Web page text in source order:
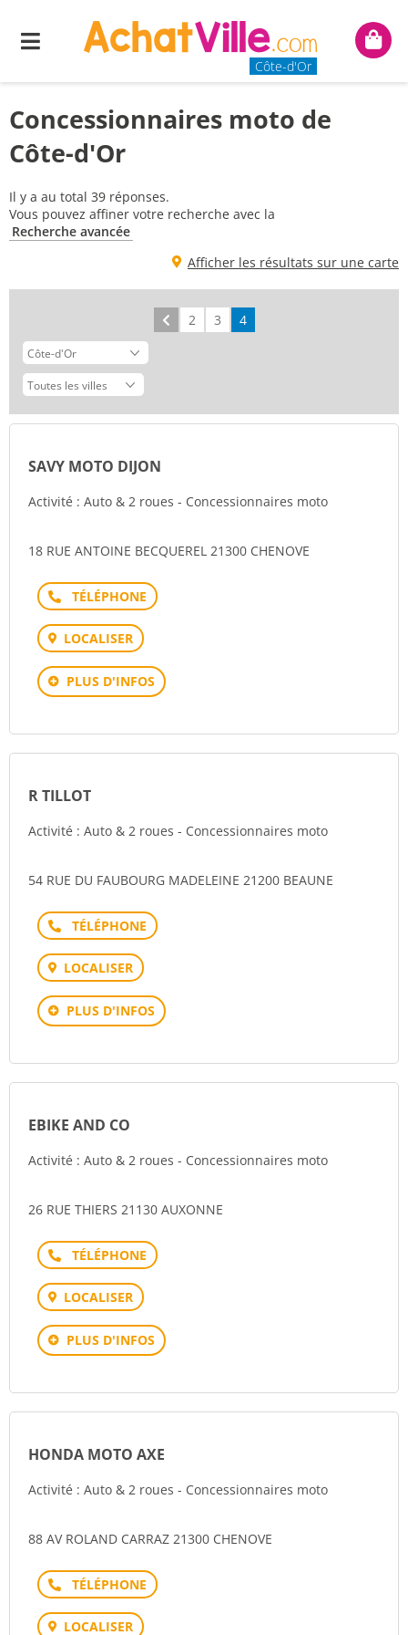
Menu
Côte-d'Or
Mon
Concessionnaires moto de
Côte-d'Or
Il y a au total 39 réponses.
Vous pouvez affiner votre recherche avec la
Recherche avancée
Afficher les résultats sur une carte
Précédent
2 3 4
SAVY MOTO DIJON
Activité : Auto & 2 roues - Concessionnaires moto
18 RUE ANTOINE BECQUEREL 21300 CHENOVE
Téléphone
LOCALISER
PLUS D'INFOS
R TILLOT
Activité : Auto & 2 roues - Concessionnaires moto
54 RUE DU FAUBOURG MADELEINE 21200 BEAUNE
Téléphone
LOCALISER
PLUS D'INFOS
EBIKE AND CO
Activité : Auto & 2 roues - Concessionnaires moto
26 RUE THIERS 21130 AUXONNE
Téléphone
LOCALISER
PLUS D'INFOS
HONDA MOTO AXE
Activité : Auto & 2 roues - Concessionnaires moto
88 AV ROLAND CARRAZ 21300 CHENOVE
Téléphone
LOCALISER